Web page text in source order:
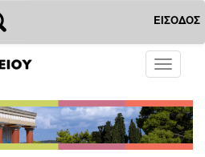
ΕΙΣΟΔΟΣ
Toggle